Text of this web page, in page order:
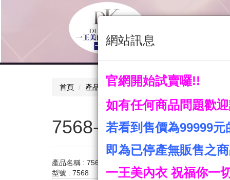
首頁 產品目錄 男性內著類 7568-帆船全印男
7568-帆船全印男大
產品名稱 : 7568-帆船全印男大平口褲
型號 : 7568
網站訊息
官網開始試賣囉!!
如有任何商品問題歡
若看到售價為99999元
即為已停產無販售之
一王美內衣 祝福你一